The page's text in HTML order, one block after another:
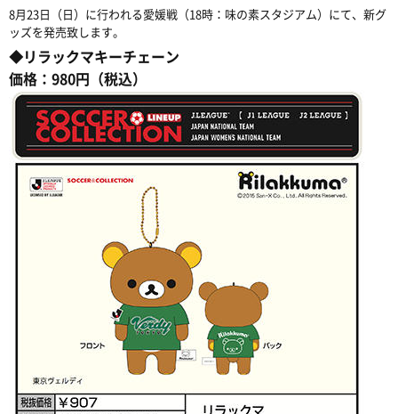
8月23日（日）に行われる愛媛戦（18時：味の素スタジアム）にて、新グ
ッズを発売致します。
◆リラックマキーチェーン
価格：980円（税込）